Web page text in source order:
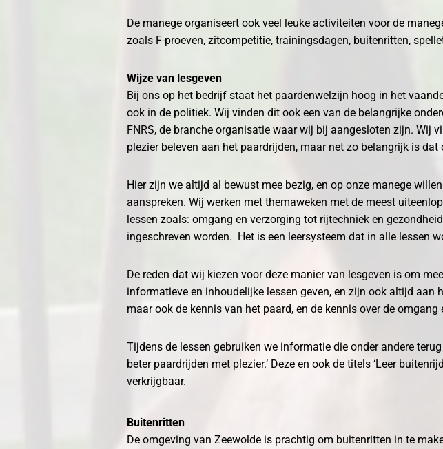
De manege organiseert ook veel leuke activiteiten voor de
zoals F-proeven, zitcompetitie, trainingsdagen, buitenritten,
Wijze van lesgeven
Bij ons op het bedrijf staat het paardenwelzijn hoog in het
ook in de politiek. Wij vinden dit ook een van de belangrijke
FNRS, de branche organisatie waar wij bij aangesloten zijn. Wij
plezier beleven aan het paardrijden, maar net zo belangrijk is dat
Hier zijn we altijd al bewust mee bezig, en op onze manege
aanspreken. Wij werken met themaweken met de meest
lessen zoals: omgang en verzorging tot rijtechniek en
ingeschreven worden. Het is een leersysteem dat in alle lessen
De reden dat wij kiezen voor deze manier van lesgeven is om
informatieve en inhoudelijke lessen geven, en zijn ook altijd aan
maar ook de kennis van het paard, en de kennis over de
Tijdens de lessen gebruiken we informatie die onder andere
beter paardrijden met plezier.’ Deze en ook de titels ‘Leer
verkrijgbaar.
Buitenritten
De omgeving van Zeewolde is prachtig om buitenritten in te